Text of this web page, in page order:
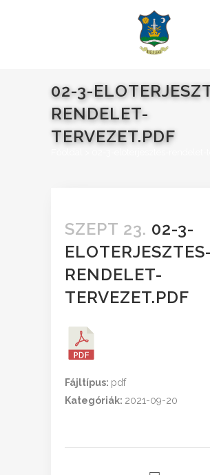
02-3-
RENDELET-
TERVEZET.PDF
SZEPT 23. 02-3-
ELOTERJESZTES-
RENDELET-
TERVEZET.PDF
Fájltípus: pdf
Kategóriák: 2021-09-20